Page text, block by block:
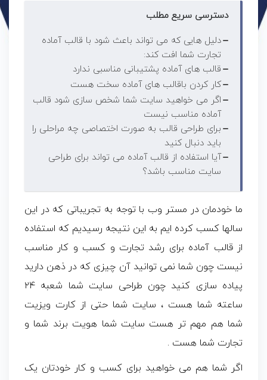
دسترسی سریع مطلب
دلیل هایی که می تواند باعث شود با قالب آماده
تجارت شما افت کند:
قالب های آماده پشتیبانی مناسبی ندارد
کار کردن باقالب های آماده سخت هست
اگر می خواهید سایت شما شخص سازی شود قالب
آماده مناسب نیست
برای طراحی قالب به صورت اختصاصی چه مراحلی را
باید دنبال کنید
آیا استفاده از قالب آماده می تواند برای طراحی
سایت مناسب باشد؟
ما خودمان در مستر وب با توجه به تجریباتی که در این
سالها کسب کرده ایم به این نتیجه رسیدیم که استفاده
از قالب آماده برای رشد تجارت و کسب و کار مناسب
نیست چون شما نمی توانید آن چیزی که در ذهن دارید
پیاده سازی کنید چون طراحی سایت شما شعبه ۲۴
ساعته شما هست ، سایت شما حتی از کارت ویزیت
شما هم مهم تر هست سایت شما هویت برند شما و
تجارت شما هست .
اگر شما هم می خواهید برای کسب و کار خودتان یک